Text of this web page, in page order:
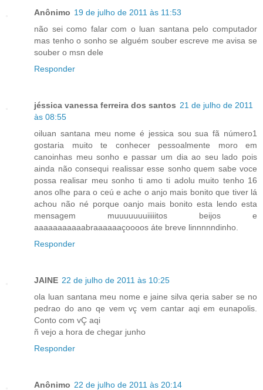
Anônimo 19 de julho de 2011 às 11:53
não sei como falar com o luan santana pelo computador
mas tenho o sonho se alguém souber escreve me avisa se
souber o msn dele
Responder
jéssica vanessa ferreira dos santos 21 de julho de 2011
às 08:55
oiluan santana meu nome é jessica sou sua fã número1
gostaria muito te conhecer pessoalmente moro em
canoinhas meu sonho e passar um dia ao seu lado pois
ainda não consequi realissar esse sonho quem sabe voce
possa realisar meu sonho ti amo ti adolu muito tenho 16
anos olhe para o ceú e ache o anjo mais bonito que tiver lá
achou não né porque oanjo mais bonito esta lendo esta
mensagem muuuuuuuiiiiitos beijos e
aaaaaaaaaaabraaaaaaçoooos áte breve linnnnndinho.
Responder
JAINE 22 de julho de 2011 às 10:25
ola luan santana meu nome e jaine silva qeria saber se no
pedrao do ano qe vem vç vem cantar aqi em eunapolis.
Conto com vÇ aqi
ñ vejo a hora de chegar junho
Responder
Anônimo 22 de julho de 2011 às 20:14